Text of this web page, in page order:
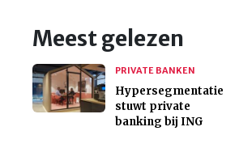
Meest gelezen
PRIVATE BANKEN
Hypersegmentatie
stuwt private
banking bij ING